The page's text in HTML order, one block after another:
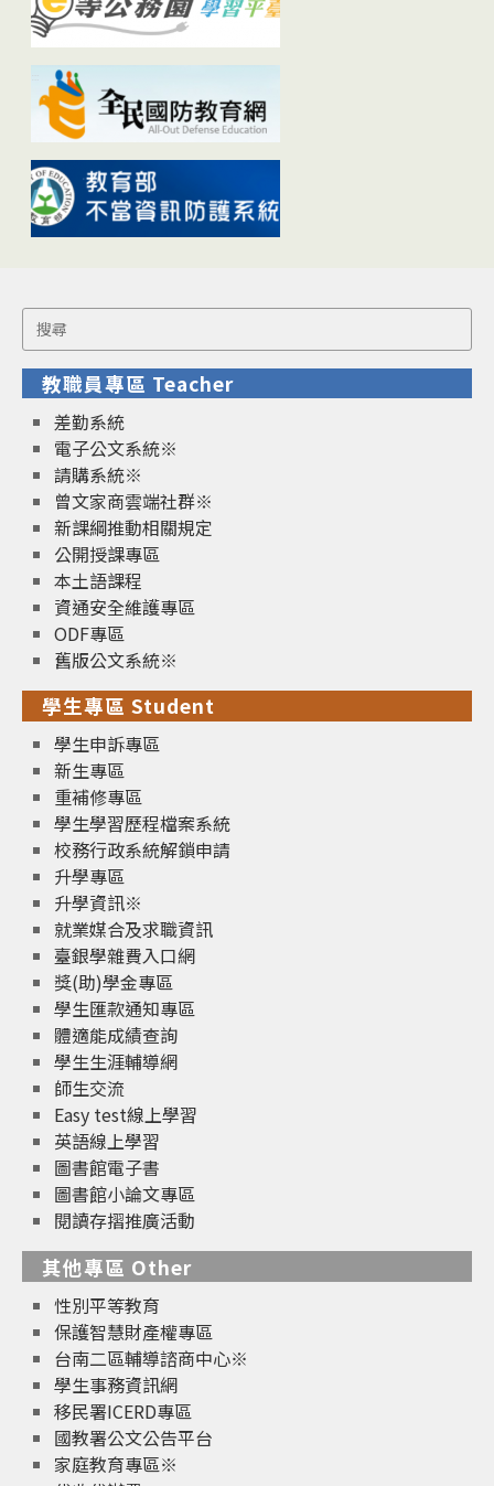
Search
for:
教職員專區 Teacher
差勤系統
電子公文系統※
請購系統※
曾文家商雲端社群※
新課綱推動相關規定
公開授課專區
本土語課程
資通安全維護專區
ODF專區
舊版公文系統※
學生專區 Student
學生申訴專區
新生專區
重補修專區
學生學習歷程檔案系統
校務行政系統解鎖申請
升學專區
升學資訊※
就業媒合及求職資訊
臺銀學雜費入口網
獎(助)學金專區
學生匯款通知專區
體適能成績查詢
學生生涯輔導網
師生交流
Easy test線上學習
英語線上學習
圖書館電子書
圖書館小論文專區
閱讀存摺推廣活動
其他專區 Other
性別平等教育
保護智慧財產權專區
台南二區輔導諮商中心※
學生事務資訊網
移民署ICERD專區
國教署公文公告平台
家庭教育專區※